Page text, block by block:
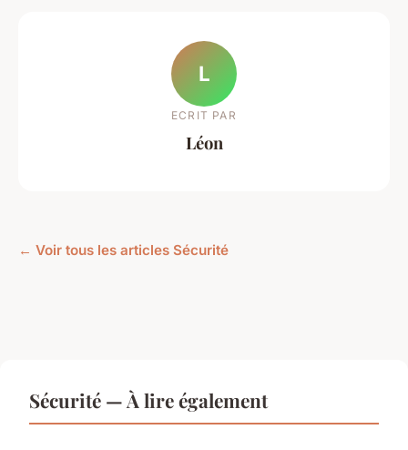
L
ECRIT PAR
Léon
← Voir tous les articles Sécurité
Sécurité — À lire également